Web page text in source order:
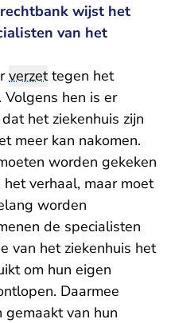
wijst het
van het
verzettegen het
hen is er
het ziekenhuis zijn
meer kan nakomen.
worden gekeken
verhaal, maar moet
worden
de specialisten
van het ziekenhuis het
om hun eigen
Daarmee
gemaakt van hun